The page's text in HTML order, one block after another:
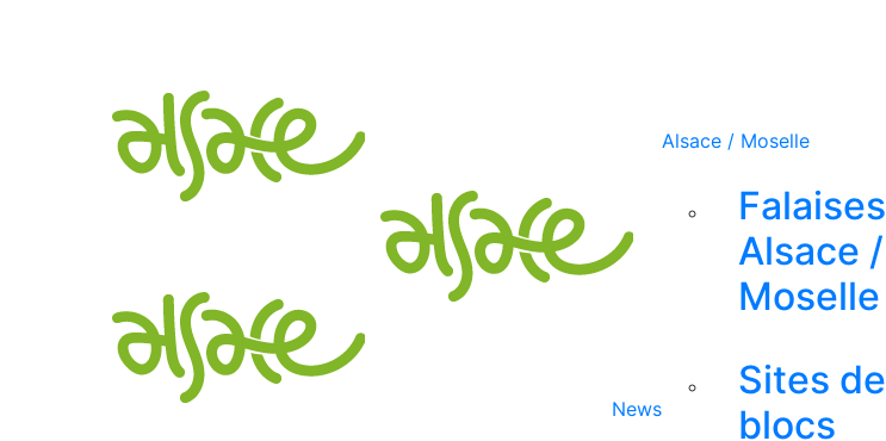
News
Alsace / Moselle
Falaises
Alsace /
Moselle
Sites de
blocs